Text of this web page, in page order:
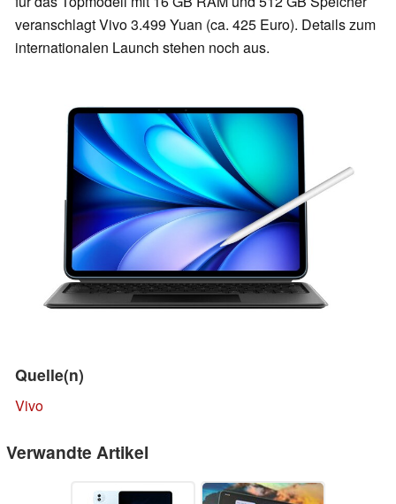
veranschlagt Vivo 3.499 Yuan (ca. 425 Euro). Details zum
internationalen Launch stehen noch aus.
Quelle(n)
Vivo
Verwandte Artikel